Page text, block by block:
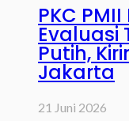
PKC
Evaluasi
Putih,
Jakarta
21 Juni 2026